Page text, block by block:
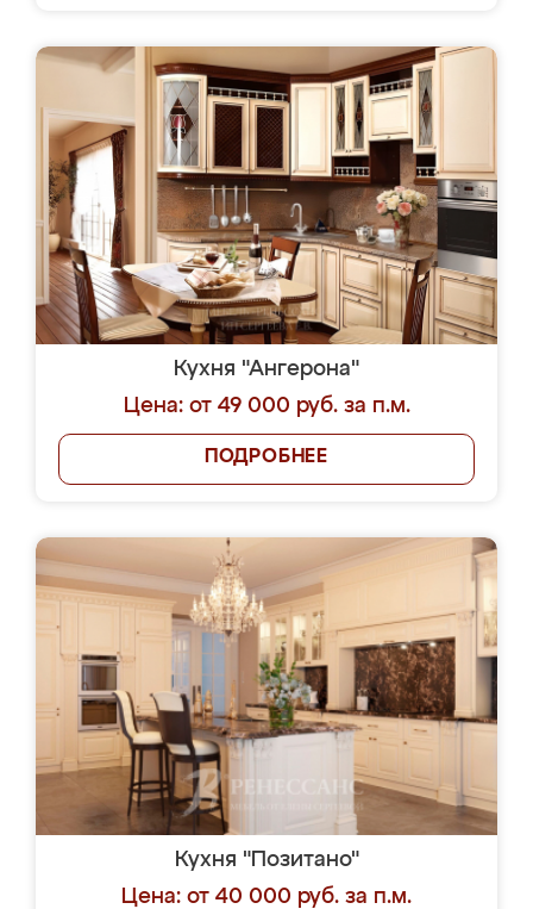
Кухня "Ангерона"
Цена: от 49 000 руб. за п.м.
ПОДРОБНЕЕ
Кухня "Позитано"
Цена: от 40 000 руб. за п.м.